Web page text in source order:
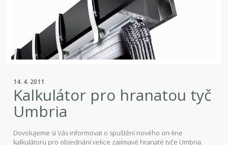
14. 4. 2011
Kalkulátor pro hranatou tyč
Umbria
Dovolujeme si Vás informovat o spuštění nového on-line
kalkulátoru pro objednání velice zajímavé hranaté tyče Umbria.